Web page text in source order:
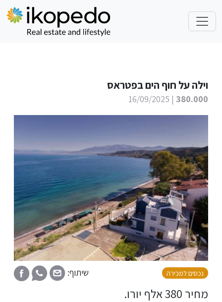
וילה על חוף הים בפטראס
380.000
| 16/09/2025
נכסים למכירה שיתוף:
מחיר 380 אלף יורו.